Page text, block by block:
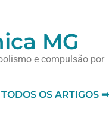
MG
e compulsão por
OS ARTIGOS ➡